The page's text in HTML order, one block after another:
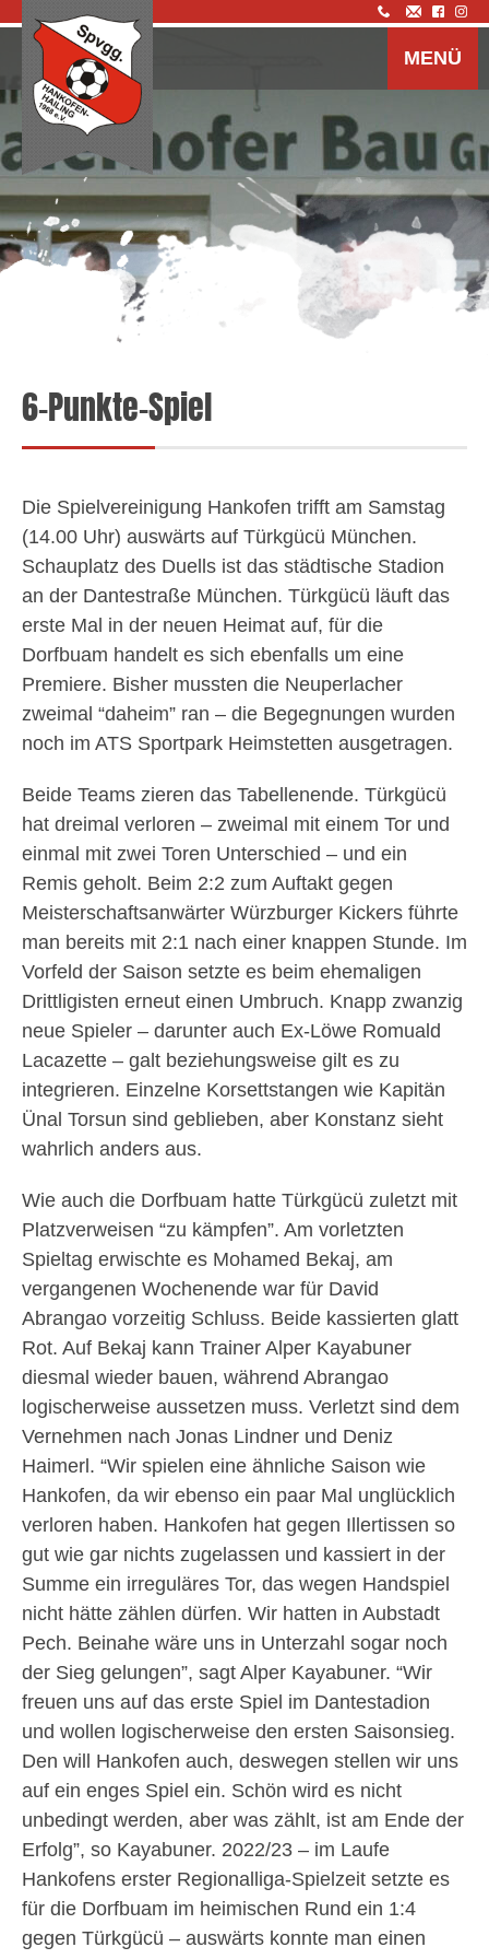
MENÜ
6-Punkte-Spiel
Die Spielvereinigung Hankofen trifft am Samstag
(14.00 Uhr) auswärts auf Türkgücü München.
Schauplatz des Duells ist das städtische Stadion
an der Dantestraße München. Türkgücü läuft das
erste Mal in der neuen Heimat auf, für die
Dorfbuam handelt es sich ebenfalls um eine
Premiere. Bisher mussten die Neuperlacher
zweimal “daheim” ran – die Begegnungen wurden
noch im ATS Sportpark Heimstetten ausgetragen.
Beide Teams zieren das Tabellenende. Türkgücü
hat dreimal verloren – zweimal mit einem Tor und
einmal mit zwei Toren Unterschied – und ein
Remis geholt. Beim 2:2 zum Auftakt gegen
Meisterschaftsanwärter Würzburger Kickers führte
man bereits mit 2:1 nach einer knappen Stunde. Im
Vorfeld der Saison setzte es beim ehemaligen
Drittligisten erneut einen Umbruch. Knapp zwanzig
neue Spieler – darunter auch Ex-Löwe Romuald
Lacazette – galt beziehungsweise gilt es zu
integrieren. Einzelne Korsettstangen wie Kapitän
Ünal Torsun sind geblieben, aber Konstanz sieht
wahrlich anders aus.
Wie auch die Dorfbuam hatte Türkgücü zuletzt mit
Platzverweisen “zu kämpfen”. Am vorletzten
Spieltag erwischte es Mohamed Bekaj, am
vergangenen Wochenende war für David
Abrangao vorzeitig Schluss. Beide kassierten glatt
Rot. Auf Bekaj kann Trainer Alper Kayabuner
diesmal wieder bauen, während Abrangao
logischerweise aussetzen muss. Verletzt sind dem
Vernehmen nach Jonas Lindner und Deniz
Haimerl. “Wir spielen eine ähnliche Saison wie
Hankofen, da wir ebenso ein paar Mal unglücklich
verloren haben. Hankofen hat gegen Illertissen so
gut wie gar nichts zugelassen und kassiert in der
Summe ein irreguläres Tor, das wegen Handspiel
nicht hätte zählen dürfen. Wir hatten in Aubstadt
Pech. Beinahe wäre uns in Unterzahl sogar noch
der Sieg gelungen”, sagt Alper Kayabuner. “Wir
freuen uns auf das erste Spiel im Dantestadion
und wollen logischerweise den ersten Saisonsieg.
Den will Hankofen auch, deswegen stellen wir uns
auf ein enges Spiel ein. Schön wird es nicht
unbedingt werden, aber was zählt, ist am Ende der
Erfolg”, so Kayabuner. 2022/23 – im Laufe
Hankofens erster Regionalliga-Spielzeit setzte es
für die Dorfbuam im heimischen Rund ein 1:4
gegen Türkgücü – auswärts konnte man einen